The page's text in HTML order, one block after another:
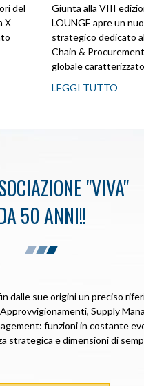
del
X
Giunta alla VIII
LOUNGE apre un
strategico dedicato
Chain &
globale
LEGGI TUTTO
"VIVA"
50 ANNI!!
dalle sue origini un preciso
Supply
funzioni in costante
strategica e dimensioni di